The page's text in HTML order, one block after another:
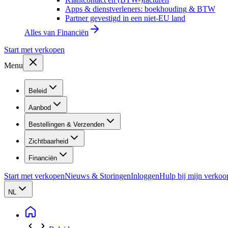
Apps & dienstverleners: boekhouding & BTW
Partner gevestigd in een niet-EU land
Alles van Financiën
Start met verkopen
Menu
Beleid
Aanbod
Bestellingen & Verzenden
Zichtbaarheid
Financiën
Start met verkopenNieuws & StoringenInloggenHulp bij mijn
NL